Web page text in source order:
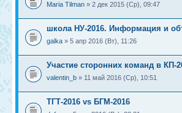
Maria Tilman » 2 дек 2015 (Ср), 09:47
школа НУ-2016. Информация и
galka » 5 апр 2016 (Вт), 11:26
Участие сторонних команд в КП-
valentin_b » 11 май 2016 (Ср), 10:51
ТГТ-2016 vs БГМ-2016